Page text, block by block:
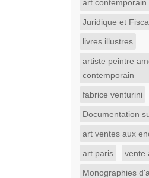
art contemporain
Juridique et
livres illustres
artiste peintre
contemporain
fabrice venturini
Documentation
art ventes aux
art paris vente
Monographies